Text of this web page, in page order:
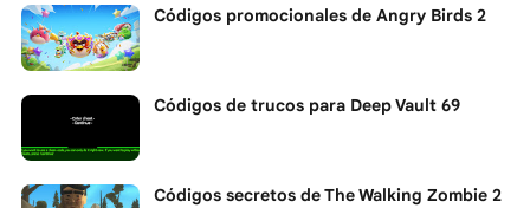
Códigos promocionales de Angry Birds 2
Códigos de trucos para Deep Vault 69
Códigos secretos de The Walking Zombie 2